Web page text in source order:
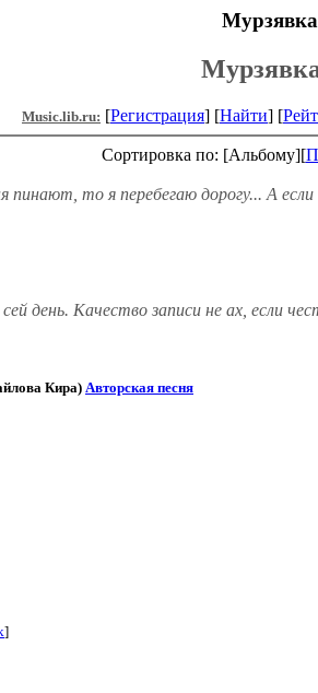
Music.lib.ru: [Регистрация] [Найти] [
Сортировка по: [Альбому][
пинают, то я перебегаю дорогу... А если
день. Качество записи не ах, если
Кира) Авторская песня
]